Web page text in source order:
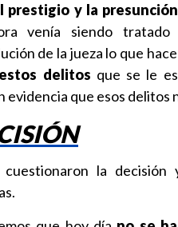
prestigio y la
venía siendo tratado
de la jueza lo que hace
delitos que se le
que esos delitos
la decisión